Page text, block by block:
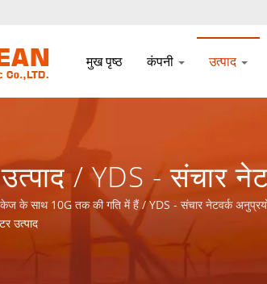
मुख पृष्ठ कंपनी उत्पाद
/ YDS - संचार
प्रदान करें।
के साथ 10G तक की गति में हैं / YDS - संचार नेटवर्क
उत्पाद